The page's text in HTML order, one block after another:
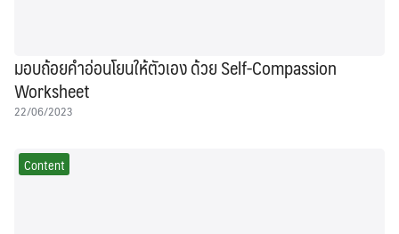
มอบถ้อยคำอ่อนโยนให้ตัวเอง ด้วย Self-Compassion
Worksheet
22/06/2023
Content